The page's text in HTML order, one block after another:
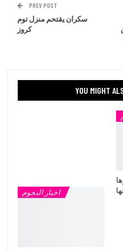
PREV POST
سكران يقتحم منزل توم
كروز
YOU MIGHT
اخبار النجوم